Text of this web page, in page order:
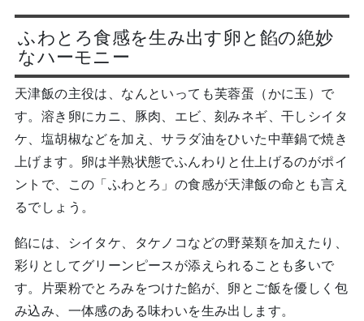
ふわとろ食感を生み出す卵と餡の絶妙
なハーモニー
天津飯の主役は、なんといっても芙蓉蛋（かに玉）で
す。溶き卵にカニ、豚肉、エビ、刻みネギ、干しシイタ
ケ、塩胡椒などを加え、サラダ油をひいた中華鍋で焼き
上げます。卵は半熟状態でふんわりと仕上げるのがポイ
ントで、この「ふわとろ」の食感が天津飯の命とも言え
るでしょう。
餡には、シイタケ、タケノコなどの野菜類を加えたり、
彩りとしてグリーンピースが添えられることも多いで
す。片栗粉でとろみをつけた餡が、卵とご飯を優しく包
み込み、一体感のある味わいを生み出します。